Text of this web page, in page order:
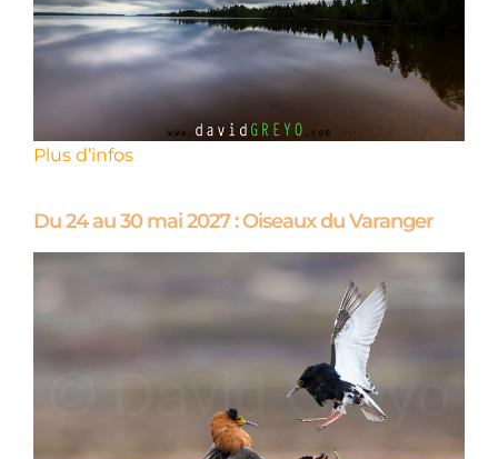
Plus d’infos
Du 24 au 30 mai 2027 : Oiseaux du Varanger